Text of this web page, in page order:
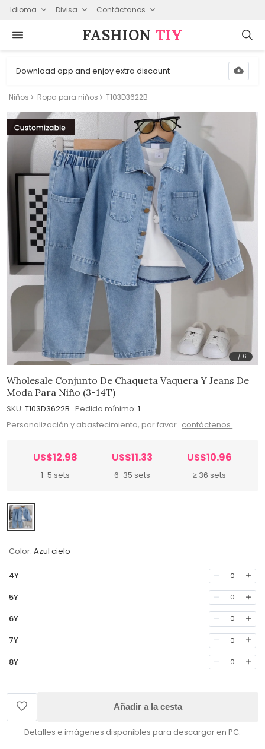
Idioma Divisa Contáctanos
FASHION⁠ TIY
Download app and enjoy extra discount
Niños Ropa para niños T103D3622B
1 / 6
Wholesale Conjunto De Chaqueta Vaquera Y Jeans De
Moda Para Niño (3-14T)
SKU: T103D3622B Pedido mínimo: 1
Personalización y abastecimiento, por favor contáctenos.
US$12.98
1-5 sets
US$11.33
6-35 sets
US$10.96
≥ 36 sets
Color: Azul cielo
4Y 0
5Y 0
6Y 0
7Y 0
8Y 0
Añadir a la cesta
Detalles e imágenes disponibles para descargar en PC.